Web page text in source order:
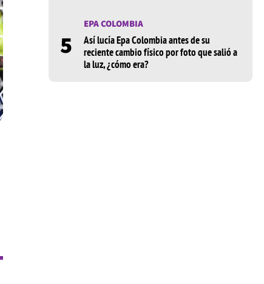
5
EPA COLOMBIA
Así lucía Epa Colombia antes de su
reciente cambio físico por foto que salió a
la luz, ¿cómo era?